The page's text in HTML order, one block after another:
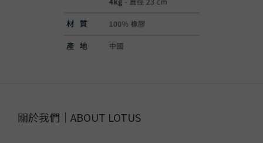
關於我們｜ABOUT LOTUS